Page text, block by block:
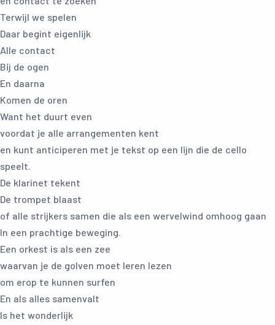
Terwijl we spelen
Daar begint eigenlijk
Alle contact
Bij de ogen
En daarna
Komen de oren
Want het duurt even
voordat je alle arrangementen kent
en kunt anticiperen met je tekst op een lijn die de cello
speelt.
De klarinet tekent
De trompet blaast
of alle strijkers samen die als een wervelwind omhoog gaan
In een prachtige beweging.
Een orkest is als een zee
waarvan je de golven moet leren lezen
om erop te kunnen surfen
En als alles samenvalt
Is het wonderlijk